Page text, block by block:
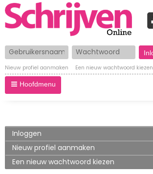
Gebruikersnaam Wachtwoord
Nieuw profiel aanmaken Een nieuw wachtwoord kiezen
Hoofdmenu
Primary
tabs
Inloggen
Nieuw profiel aanmaken
tabblad)
Een nieuw wachtwoord kiezen